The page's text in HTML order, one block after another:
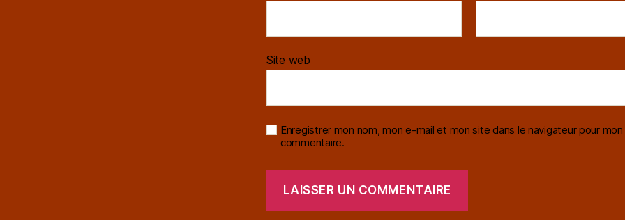
Site web
Enregistrer mon nom, mon e-mail et mon site dans le navigateur pour mon
commentaire.